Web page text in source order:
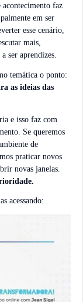
faz
em ser
esse cenário,
mais,
ser aprendizes.
temática o ponto:
as ideias das
e isso faz com
Se queremos
de
praticar novos
novas janelas.
acessando: